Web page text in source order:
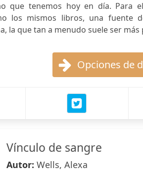
que tenemos hoy en día. Para
los mismos libros, una fuente
la que tan a menudo suele ser
Opciones de
Vínculo de sangre
Autor: Wells, Alexa